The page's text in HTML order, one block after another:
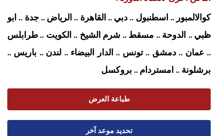
كوالالمبور .. اسطنبول .. دبي .. القاهرة .. الرياض .. جدة .. ابو
ظبي .. الدوحة .. مسقط .. شرم الشيخ .. الكويت .. طرابلس
.. عمان .. دمشق .. تونس .. الدار البيضاء .. لندن .. باريس ..
برشلونة .. امستردام .. بروكسل
طباعة العرض
تحديد موعد آخر